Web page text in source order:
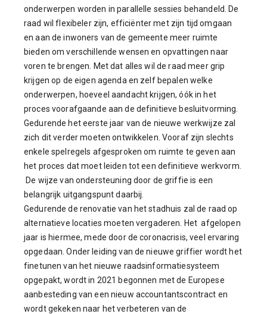
onderwerpen worden in parallelle sessies behandeld. De
raad wil flexibeler zijn, efficiënter met zijn tijd omgaan
en aan de inwoners van de gemeente meer ruimte
bieden om verschillende wensen en opvattingen naar
voren te brengen. Met dat alles wil de raad meer grip
krijgen op de eigen agenda en zelf bepalen welke
onderwerpen, hoeveel aandacht krijgen, óók in het
proces voorafgaande aan de definitieve besluitvorming.
Gedurende het eerste jaar van de nieuwe werkwijze zal
zich dit verder moeten ontwikkelen. Vooraf zijn slechts
enkele spelregels afgesproken om ruimte te geven aan
het proces dat moet leiden tot een definitieve werkvorm.
De wijze van ondersteuning door de griffie is een
belangrijk uitgangspunt daarbij.
Gedurende de renovatie van het stadhuis zal de raad op
alternatieve locaties moeten vergaderen. Het afgelopen
jaar is hiermee, mede door de coronacrisis, veel ervaring
opgedaan. Onder leiding van de nieuwe griffier wordt het
finetunen van het nieuwe raadsinformatiesysteem
opgepakt, wordt in 2021 begonnen met de Europese
aanbesteding van een nieuw accountantscontract en
wordt gekeken naar het verbeteren van de